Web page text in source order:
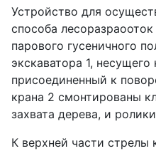
Устройство для
способа
парового гусеничного
экскаватора 1,
присоединенный к
крана 2 смонтированы
захвата дерева, и
К верхней части стрелы